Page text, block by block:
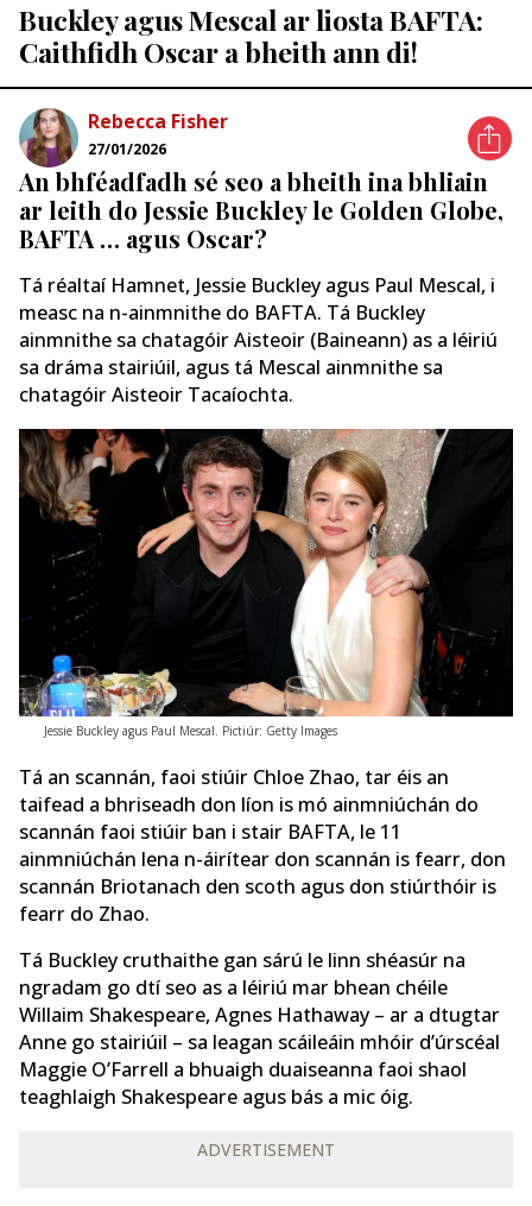
Buckley agus Mescal ar liosta BAFTA:
Caithfidh Oscar a bheith ann di!
Rebecca Fisher
27/01/2026
An bhféadfadh sé seo a bheith ina bhliain
ar leith do Jessie Buckley le Golden Globe,
BAFTA … agus Oscar?
Tá réaltaí Hamnet, Jessie Buckley agus Paul Mescal, i
measc na n-ainmnithe do BAFTA. Tá Buckley
ainmnithe sa chatagóir Aisteoir (Baineann) as a léiriú
sa dráma stairiúil, agus tá Mescal ainmnithe sa
chatagóir Aisteoir Tacaíochta.
Jessie Buckley agus Paul Mescal. Pictiúr: Getty Images
Tá an scannán, faoi stiúir Chloe Zhao, tar éis an
taifead a bhriseadh don líon is mó ainmniúchán do
scannán faoi stiúir ban i stair BAFTA, le 11
ainmniúchán lena n-áirítear don scannán is fearr, don
scannán Briotanach den scoth agus don stiúrthóir is
fearr do Zhao.
Tá Buckley cruthaithe gan sárú le linn shéasúr na
ngradam go dtí seo as a léiriú mar bhean chéile
Willaim Shakespeare, Agnes Hathaway – ar a dtugtar
Anne go stairiúil – sa leagan scáileáin mhóir d’úrscéal
Maggie O’Farrell a bhuaigh duaiseanna faoi shaol
teaghlaigh Shakespeare agus bás a mic óig.
ADVERTISEMENT